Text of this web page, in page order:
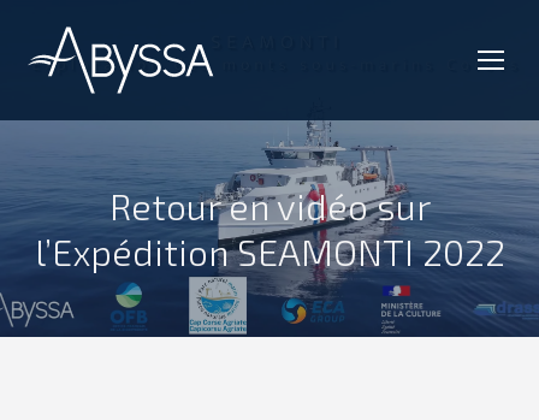
Retour en vidéo sur
l’Expédition SEAMONTI 2022
Vous êtes ici :